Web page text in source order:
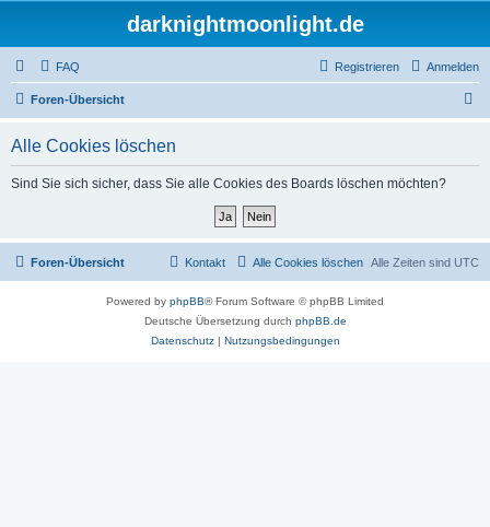
darknightmoonlight.de
FAQ Anmelden
Registrieren
Foren-Übersicht
Alle Cookies löschen
Sind Sie sich sicher, dass Sie alle Cookies des Boards löschen möchten?
Foren-Übersicht Alle Zeiten sind UTC
Alle Cookies löschen
Kontakt
Powered by phpBB® Forum Software © phpBB Limited
Deutsche Übersetzung durch phpBB.de
Datenschutz| Nutzungsbedingungen